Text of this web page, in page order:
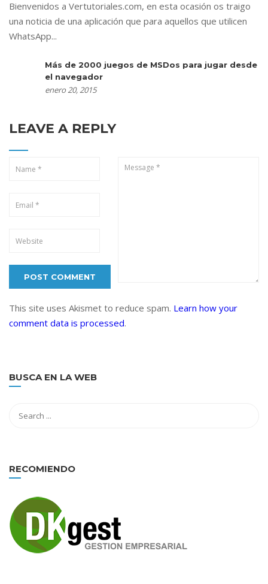
Bienvenidos a Vertutoriales.com, en esta ocasión os traigo
una noticia de una aplicación que para aquellos que utilicen
WhatsApp...
Más de 2000 juegos de MSDos para jugar desde
el navegador
enero 20, 2015
LEAVE A REPLY
This site uses Akismet to reduce spam. Learn how your
comment data is processed.
BUSCA EN LA WEB
RECOMIENDO